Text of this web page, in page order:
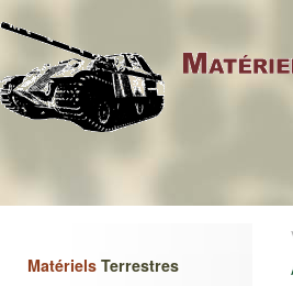
Matériels Terrestres